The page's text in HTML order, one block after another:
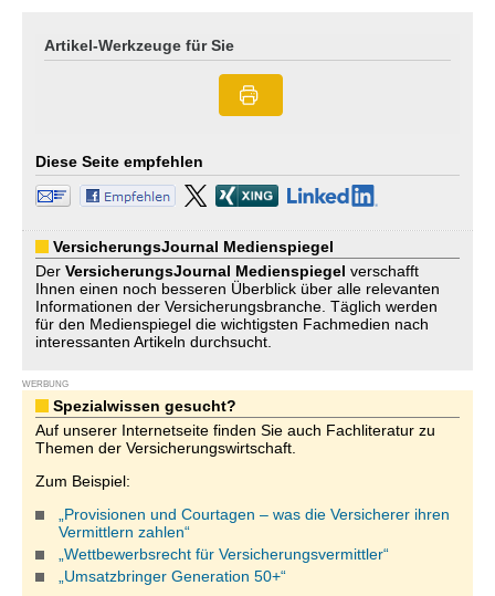
Artikel-Werkzeuge für Sie
Diese Seite empfehlen
VersicherungsJournal Medienspiegel
Der VersicherungsJournal Medienspiegel verschafft
Ihnen einen noch besseren Überblick über alle relevanten
Informationen der Versicherungsbranche. Täglich werden
für den Medienspiegel die wichtigsten Fachmedien nach
interessanten Artikeln durchsucht.
WERBUNG
Spezialwissen gesucht?
Auf unserer Internetseite finden Sie auch Fachliteratur zu
Themen der Versicherungswirtschaft.
Zum Beispiel:
„Provisionen und Courtagen – was die Versicherer ihren
Vermittlern zahlen“
„Wettbewerbsrecht für Versicherungsvermittler“
„Umsatzbringer Generation 50+“